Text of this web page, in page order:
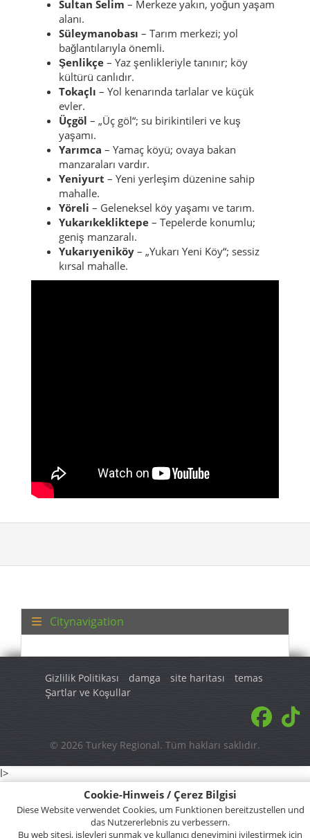
Cookie-Hinweis / Çerez Bilgisi
Diese Website verwendet Cookies, um Funktionen bereitzustellen und
das Nutzererlebnis zu verbessern.
Bu web sitesi, işlevleri sunmak ve kullanıcı deneyimini iyileştirmek için
Sultan Selim – Merkeze yakın, yoğun yaşam
alanı.
Süleymanobası – Tarım merkezi; yol
bağlantılarıyla önemli.
Şenlikçe – Yaz şenlikleriyle tanınır; köy
kültürü canlıdır.
Tokaçlı – Yol kenarında tarlalar ve küçük
evler.
Üçgöl – „Üç göl“; su birikintileri ve kuş
yaşamı.
Yarımca – Yamaç köyü; ovaya bakan
manzaraları vardır.
Yeniyurt – Yeni yerleşim düzenine sahip
mahalle.
Yöreli – Geleneksel köy yaşamı ve tarım.
Yukarıkekliktepe – Tepelerde konumlu;
geniş manzaralı.
Yukarıyeniköy – „Yukarı Yeni Köy“; sessiz
kırsal mahalle.
Citynavigation
Gizlilik Politikası damga site haritası
temas
Şartlar ve Koşullar
© 2026 Turkey Regional. Tüm hakları saklıdır.
l>